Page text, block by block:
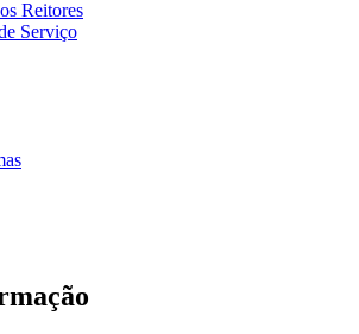
Reitores
Serviço